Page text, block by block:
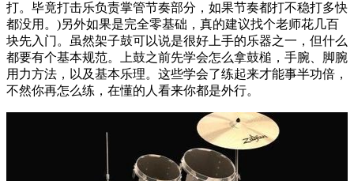
打。毕竟打击乐负责掌管节奏部分，如果节奏都打不稳打多快
都没用。)另外如果是完全零基础，真的建议找个老师花几百
块先入门。虽然架子鼓可以说是很好上手的乐器之一，但什么
都要有个基本规范。上鼓之前先学会怎么拿鼓槌，手腕、脚腕
用力方法，以及基本乐理。这些学会了练起来才能事半功倍，
不然你再怎么练，在懂的人看来你都是外行。